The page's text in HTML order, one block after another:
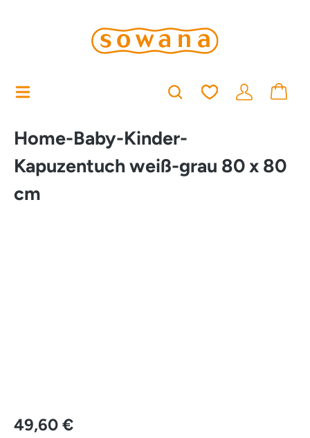
Du hast 0
Home-Baby-Kinder-
Kapuzentuch weiß-grau 80 x 80
cm
49,60 €